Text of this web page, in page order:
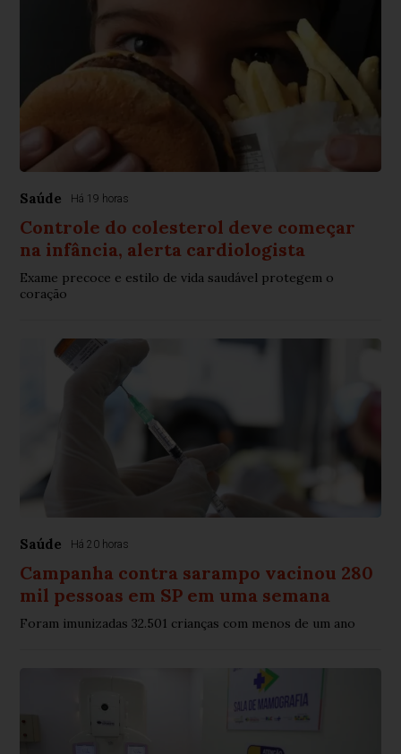
Saúde Há 19 horas
Controle do colesterol deve começar
na infância, alerta cardiologista
Exame precoce e estilo de vida saudável protegem o
coração
Saúde Há 20 horas
Campanha contra sarampo vacinou 280
mil pessoas em SP em uma semana
Foram imunizadas 32.501 crianças com menos de um ano